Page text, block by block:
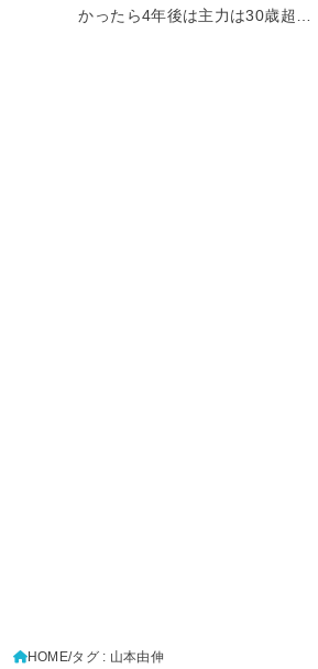
かったら4年後は主力は30歳超…
HOME タグ : 山本由伸